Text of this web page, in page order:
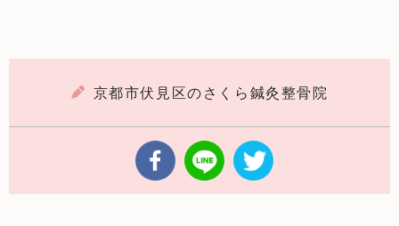
京都市伏見区のさくら鍼灸整骨院